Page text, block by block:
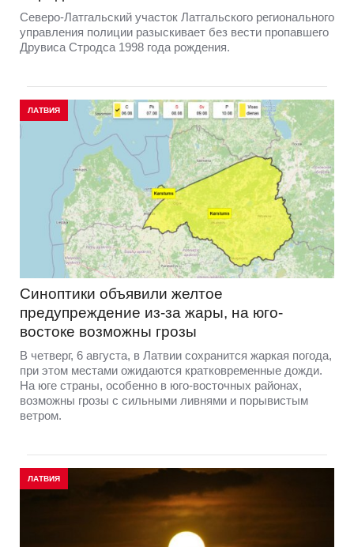
Северо-Латгальский участок Латгальского регионального
управления полиции разыскивает без вести пропавшего
Друвиса Стродса 1998 года рождения.
ЛАТВИЯ
Синоптики объявили желтое
предупреждение из-за жары, на юго-
востоке возможны грозы
В четверг, 6 августа, в Латвии сохранится жаркая погода,
при этом местами ожидаются кратковременные дожди.
На юге страны, особенно в юго-восточных районах,
возможны грозы с сильными ливнями и порывистым
ветром.
ЛАТВИЯ